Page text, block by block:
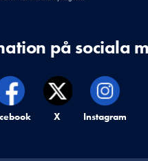
på sociala
på,
Krisinformation på,
X Krisinformation
Instagram